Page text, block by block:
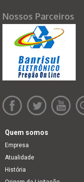
Nossos Parceiros
Quem somos
Empresa
Atualidade
História